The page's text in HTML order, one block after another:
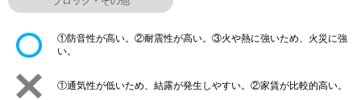
①防音性が高い。②耐震性が高い。③火や熱に強いため、火災に強
い。
①通気性が低いため、結露が発生しやすい。②家賃が比較的高い。